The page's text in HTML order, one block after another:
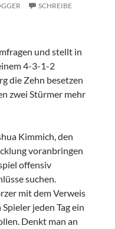
SCHREIBE
und stellt in
4-3-1-2
die Zehn besetzen
zwei Stürmer mehr
Kimmich, den
voranbringen
offensiv
suchen.
mit dem Verweis
jeden Tag ein
Denkt man an